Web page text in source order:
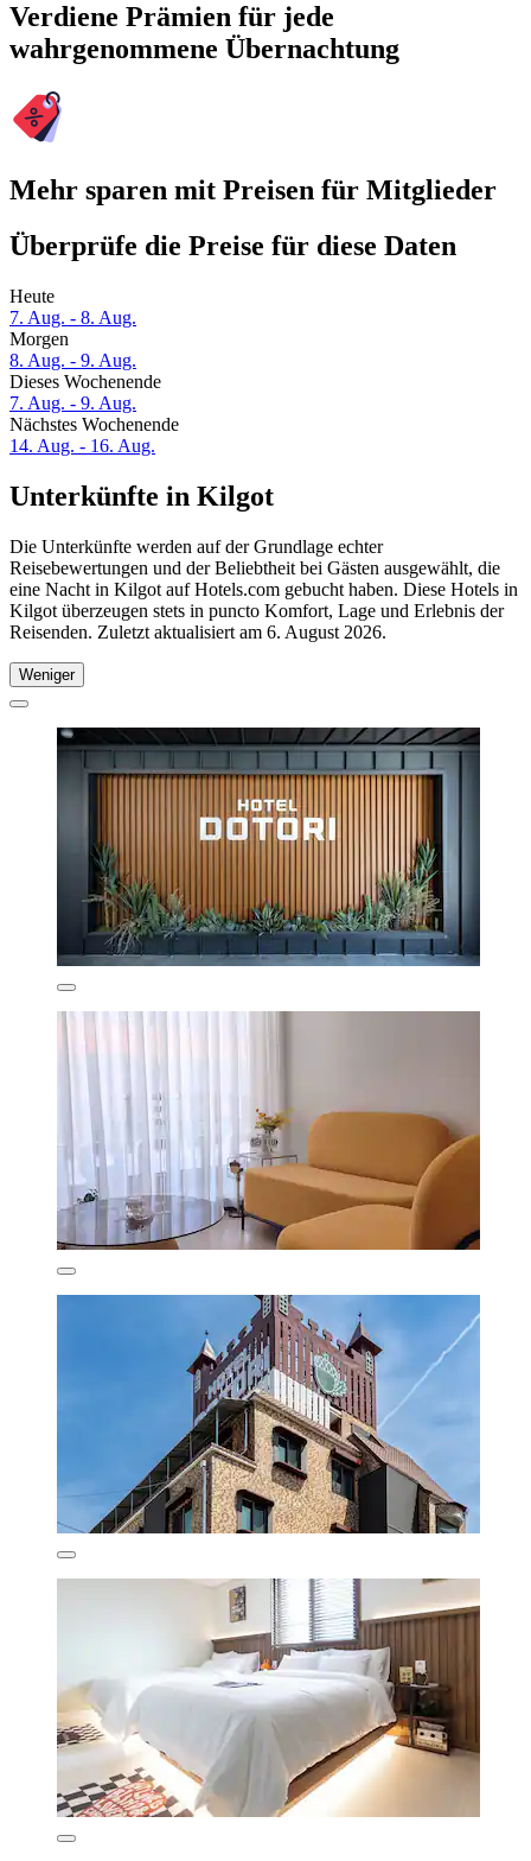
Verdiene Prämien für jede
wahrgenommene Übernachtung
Mehr sparen mit Preisen für Mitglieder
Überprüfe die Preise für diese Daten
Heute
7. Aug. - 8. Aug.
Morgen
8. Aug. - 9. Aug.
Dieses Wochenende
7. Aug. - 9. Aug.
Nächstes Wochenende
14. Aug. - 16. Aug.
Unterkünfte in Kilgot
Die Unterkünfte werden auf der Grundlage echter
Reisebewertungen und der Beliebtheit bei Gästen ausgewählt, die
eine Nacht in Kilgot auf Hotels.com gebucht haben. Diese Hotels in
Kilgot überzeugen stets in puncto Komfort, Lage und Erlebnis der
Reisenden. Zuletzt aktualisiert am 6. August 2026.
Weniger